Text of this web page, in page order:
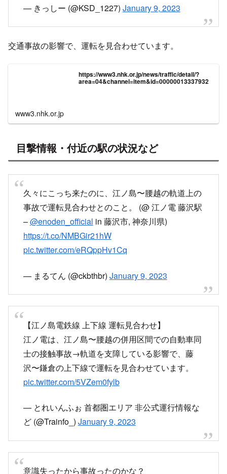
— きっしー (@KSD_1227) January 9, 2023
交通事故の影響で、運転を見合わせています。
https://www3.nhk.or.jp/news/traffic/detail/?
area=04&channel=item&id=00000013337932
www3.nhk.or.jp
目撃情報・付近の駅の状況など
久々にこっち来たのに、江ノ島〜腰越の軌道上の
事故で運転見合わせとのこと。 (@ 江ノ電 藤沢駅
–@enoden_official in 藤沢市, 神奈川県)
https://t.co/NMBGir21hW
pic.twitter.com/eRQppHv1Cq
— まるてん (@ckbthbr) January 9, 2023
【江ノ島電鉄線 上下線 運転見合わせ】
江ノ電は、江ノ島〜腰越の併用区間での自動車同
士の接触事故→軌道を支障している影響で、藤
沢〜鎌倉の上下線で運転を見合わせています。
pic.twitter.com/5VZem0fylb
— とれいんふぉ 首都圏エリア 非公式運行情報な
ど (@Trainfo_) January 9, 2023
意識失ったから事故ったのかな？